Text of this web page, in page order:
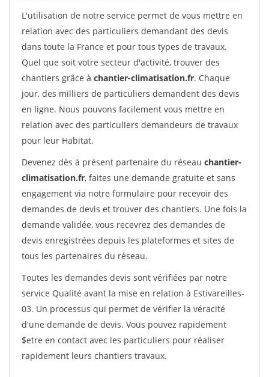
L'utilisation de notre service permet de vous mettre en
relation avec des particuliers demandant des devis
dans toute la France et pour tous types de travaux.
Quel que soit votre secteur d'activité, trouver des
chantiers grâce à chantier-climatisation.fr. Chaque
jour, des milliers de particuliers demandent des devis
en ligne. Nous pouvons facilement vous mettre en
relation avec des particuliers demandeurs de travaux
pour leur Habitat.
Devenez dès à présent partenaire du réseau chantier-
climatisation.fr, faites une demande gratuite et sans
engagement via notre formulaire pour recevoir des
demandes de devis et trouver des chantiers. Une fois la
demande validée, vous recevrez des demandes de
devis enregistrées depuis les plateformes et sites de
tous les partenaires du réseau.
Toutes les demandes devis sont vérifiées par notre
service Qualité avant la mise en relation à Estivareilles-
03. Un processus qui permet de vérifier la véracité
d'une demande de devis. Vous pouvez rapidement
$etre en contact avec les particuliers pour réaliser
rapidement leurs chantiers travaux.